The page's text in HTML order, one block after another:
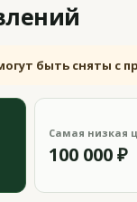
быть сняты с
Самая низкая
100 000 ₽